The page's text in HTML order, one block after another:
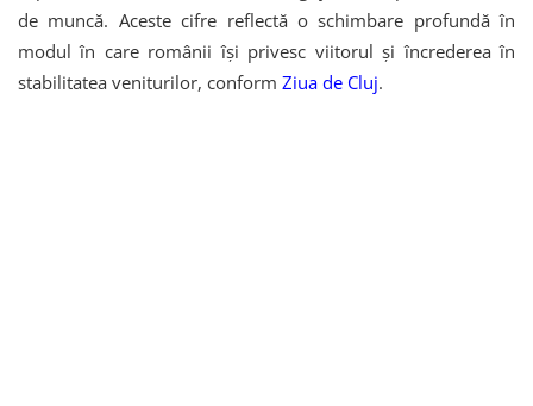
de muncă. Aceste cifre reflectă o schimbare profundă în
modul în care românii își privesc viitorul și încrederea în
stabilitatea veniturilor, conform Ziua de Cluj.